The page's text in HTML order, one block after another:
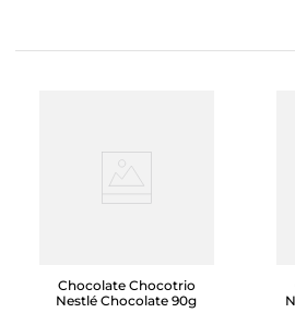
Chocolate Chocotrio
Nestlé Chocolate 90g